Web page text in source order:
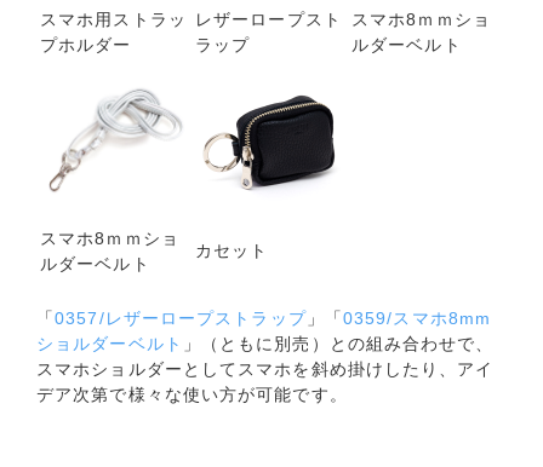
スマホ用ストラッ
プホルダー
レザーロープスト
ラップ
スマホ8ｍｍショ
ルダーベルト
スマホ8ｍｍショ
ルダーベルト
カセット
「0357/レザーロープストラップ」「0359/スマホ8mm
ショルダーベルト 」（ともに別売）との組み合わせで、
スマホショルダーとしてスマホを斜め掛けしたり、アイ
デア次第で様々な使い方が可能です。